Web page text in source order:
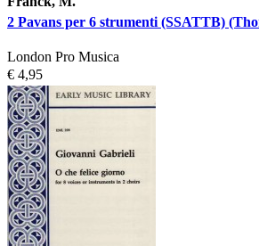
2 Pavans per 6 strumenti (SSATTB)
London Pro Musica
€ 4,95